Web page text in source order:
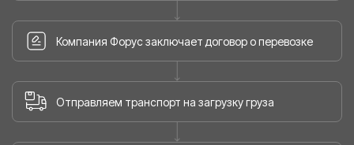
Компания Форус заключает договор о перевозке
Отправляем транспорт на загрузку груза